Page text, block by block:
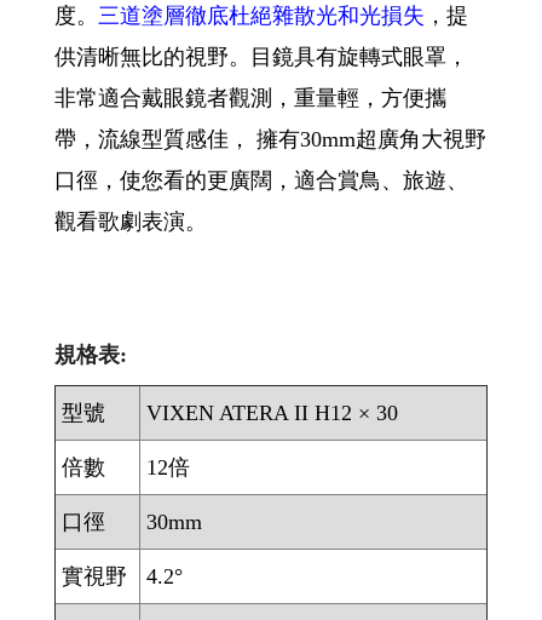
度。 三道塗層徹底杜絕雜散光和光損失 ，提
供清晰無比的視野。目鏡具有旋轉式眼罩，
非常適合戴眼鏡者觀測，重量輕，方便攜
帶，流線型質感佳， 擁有30mm超廣角大視野
口徑，使您看的更廣闊，適合賞鳥、旅遊、
觀看歌劇表演。
規格表:
型號 VIXEN ATERA II H12 × 30
倍數 12倍
口徑 30mm
實視野 4.2°